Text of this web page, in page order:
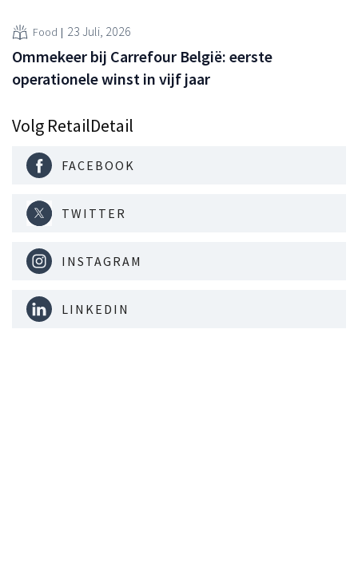
Food 23 Juli, 2026
Ommekeer bij Carrefour België: eerste
operationele winst in vijf jaar
Volg RetailDetail
FACEBOOK
TWITTER
INSTAGRAM
LINKEDIN